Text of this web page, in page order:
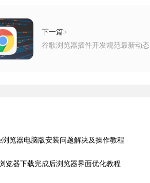
下一篇>
谷歌浏览器插件开发规范最新动态
浏览器电脑版安装问题解决及操作教程
览器下载完成后浏览器界面优化教程